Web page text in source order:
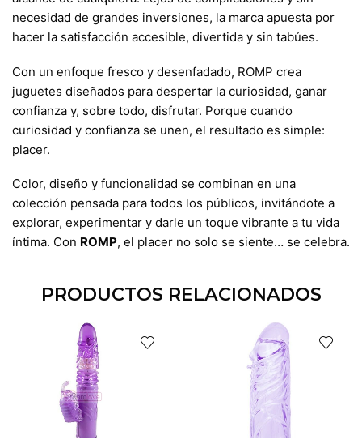
necesidad de grandes inversiones, la marca apuesta por
hacer la satisfacción accesible, divertida y sin tabúes.
Con un enfoque fresco y desenfadado, ROMP crea
juguetes diseñados para despertar la curiosidad, ganar
confianza y, sobre todo, disfrutar. Porque cuando
curiosidad y confianza se unen, el resultado es simple:
placer.
Color, diseño y funcionalidad se combinan en una
colección pensada para todos los públicos, invitándote a
explorar, experimentar y darle un toque vibrante a tu vida
íntima. Con ROMP, el placer no solo se siente… se celebra.
PRODUCTOS RELACIONADOS